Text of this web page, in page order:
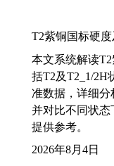
T2紫铜国标硬
本文系统解读
括T2及T2_1/2H
准数据，详细分
并对比不同状
提供参考。
2026年8月4日